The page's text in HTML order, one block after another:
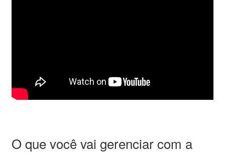
O que você vai gerenciar com a